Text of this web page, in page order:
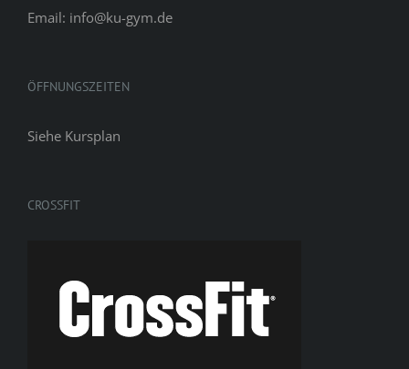
Email: info@ku-gym.de
ÖFFNUNGSZEITEN
Siehe Kursplan
CROSSFIT